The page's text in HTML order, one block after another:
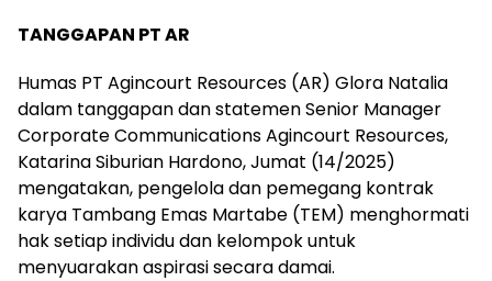
TANGGAPAN PT AR
Humas PT Agincourt Resources (AR) Glora Natalia
dalam tanggapan dan statemen Senior Manager
Corporate Communications Agincourt Resources,
Katarina Siburian Hardono, Jumat (14/2025)
mengatakan, pengelola dan pemegang kontrak
karya Tambang Emas Martabe (TEM) menghormati
hak setiap individu dan kelompok untuk
menyuarakan aspirasi secara damai.